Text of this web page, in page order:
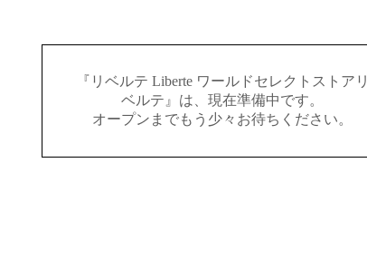
『リベルテ Liberte ワールドセレクトストアリ
ベルテ』は、現在準備中です。
オープンまでもう少々お待ちください。